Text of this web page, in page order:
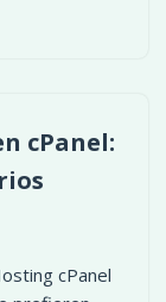
cPanel:
cPanel